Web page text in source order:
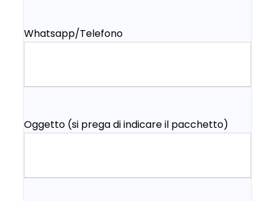
Whatsapp/Telefono
Oggetto (si prega di indicare il pacchetto)